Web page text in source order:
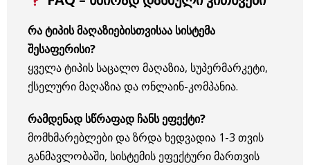
რა ტიპის მაღაზიებისთვისაა სისტემა
შესაფერისი?
ყველა ტიპის საცალო მაღაზია, სუპერმარკეტი,
ქსელური მაღაზია და ონლაინ-კომპანია.
რამდენად სწრაფად ჩანს ეფექტი?
მომხმარებლები და ზრდა ხედვადია 1-3 თვის
განმავლობაში, სისტემის ეფექტური მართვის